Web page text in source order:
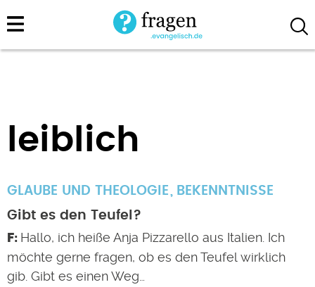
Direkt
zum
leiblich
GLAUBE UND THEOLOGIE
BEKENNTNISSE
Gibt es den Teufel?
Hallo, ich heiße Anja Pizzarello aus Italien. Ich
möchte gerne fragen, ob es den Teufel wirklich
gib. Gibt es einen Weg…